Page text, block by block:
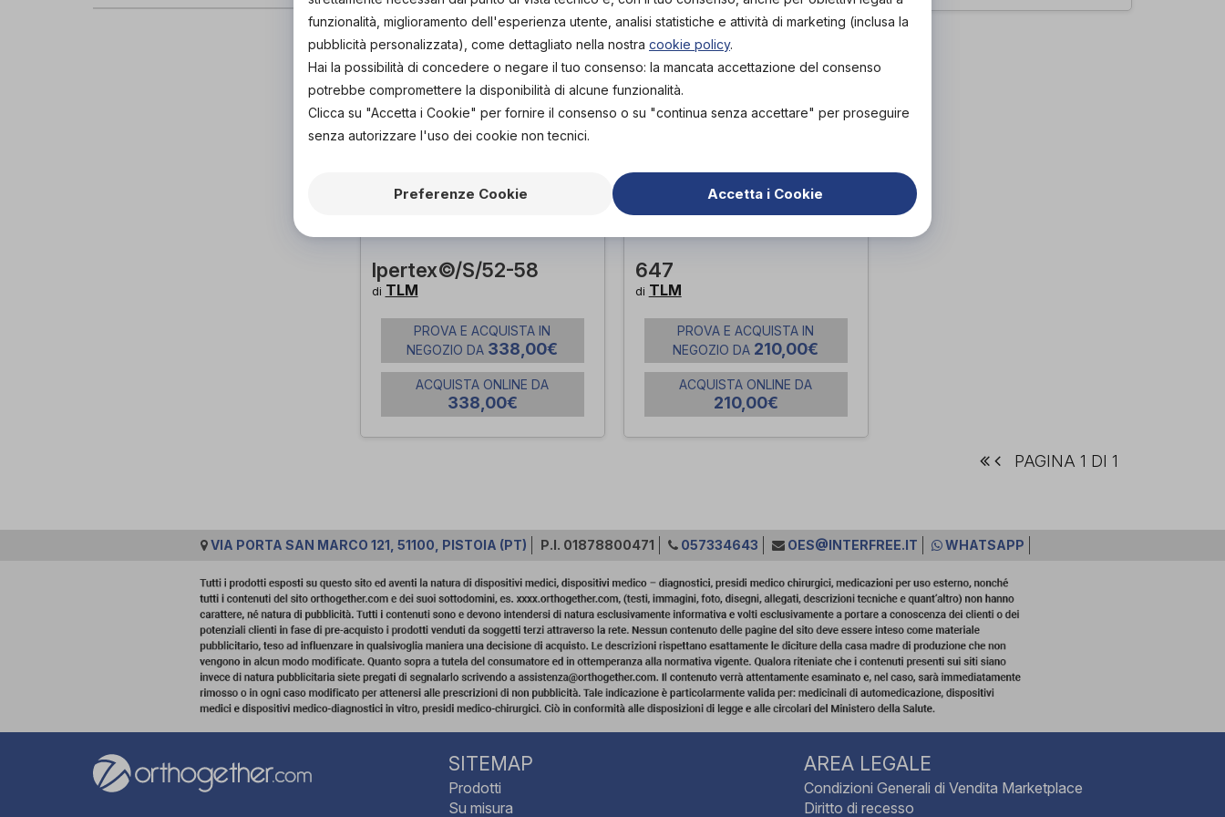
Ipertex©/S/52-58
di TLM
PROVA E ACQUISTA IN
NEGOZIO DA 338,00€
ACQUISTA ONLINE DA
338,00€
647
di TLM
PROVA E ACQUISTA IN
NEGOZIO DA 210,00€
ACQUISTA ONLINE DA
210,00€
PAGINA 1 DI 1
VIA PORTA SAN MARCO 121, 51100, PISTOIA (PT) P.I. 01878800471 057334643 OES@INTERFREE.IT WHATSAPP
SITEMAP
Prodotti
Su misura
AREA LEGALE
Condizioni Generali di Vendita Marketplace
Diritto di recesso
funzionalità, miglioramento dell'esperienza utente, analisi statistiche e attività di marketing (inclusa la
pubblicità personalizzata), come dettagliato nella nostra cookie policy.
Hai la possibilità di concedere o negare il tuo consenso: la mancata accettazione del consenso
potrebbe compromettere la disponibilità di alcune funzionalità.
Clicca su "Accetta i Cookie" per fornire il consenso o su "continua senza accettare" per proseguire
senza autorizzare l'uso dei cookie non tecnici.
Preferenze Cookie Accetta i Cookie